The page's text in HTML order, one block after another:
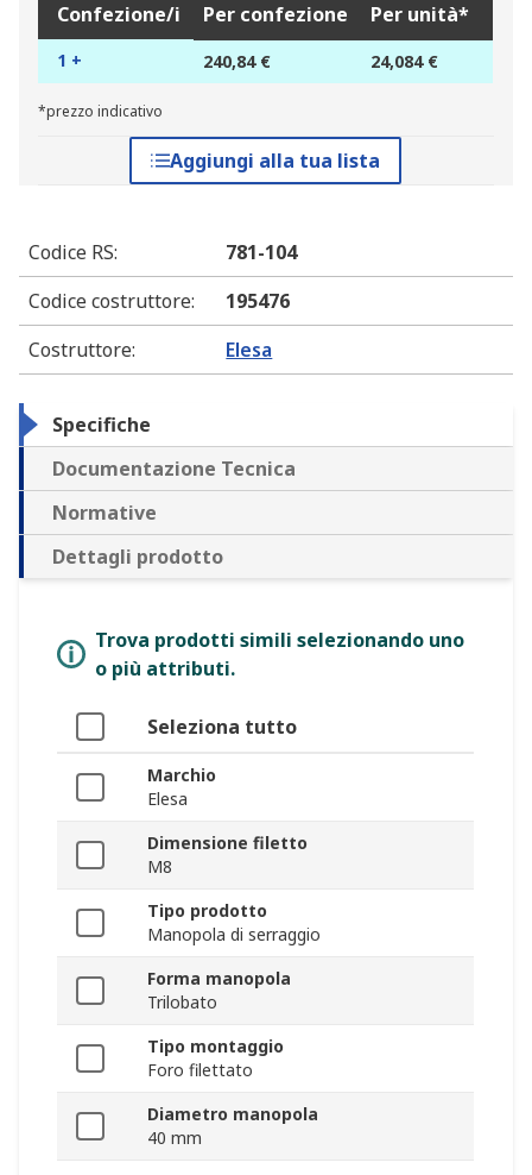
Confezione/i Per confezione Per unità*
1 + 240,84 € 24,084 €
*prezzo indicativo
Aggiungi alla tua lista
Codice RS:
781-104
Codice costruttore:
195476
Costruttore: Elesa
Specifiche
Documentazione Tecnica
Normative
Dettagli prodotto
Trova prodotti simili selezionando uno
o più attributi.
Seleziona tutto
Marchio
Elesa
Dimensione filetto
M8
Tipo prodotto
Manopola di serraggio
Forma manopola
Trilobato
Tipo montaggio
Foro filettato
Diametro manopola
40 mm